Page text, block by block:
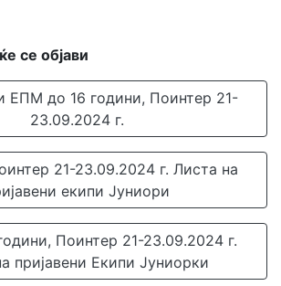
се објави
ЕПМ до 16 години, Поинтер 21-
23.09.2024 г.
21-23.09.2024 г. Листа на
екипи Јуниори
Поинтер 21-23.09.2024 г.
пријавени Екипи Јуниорки